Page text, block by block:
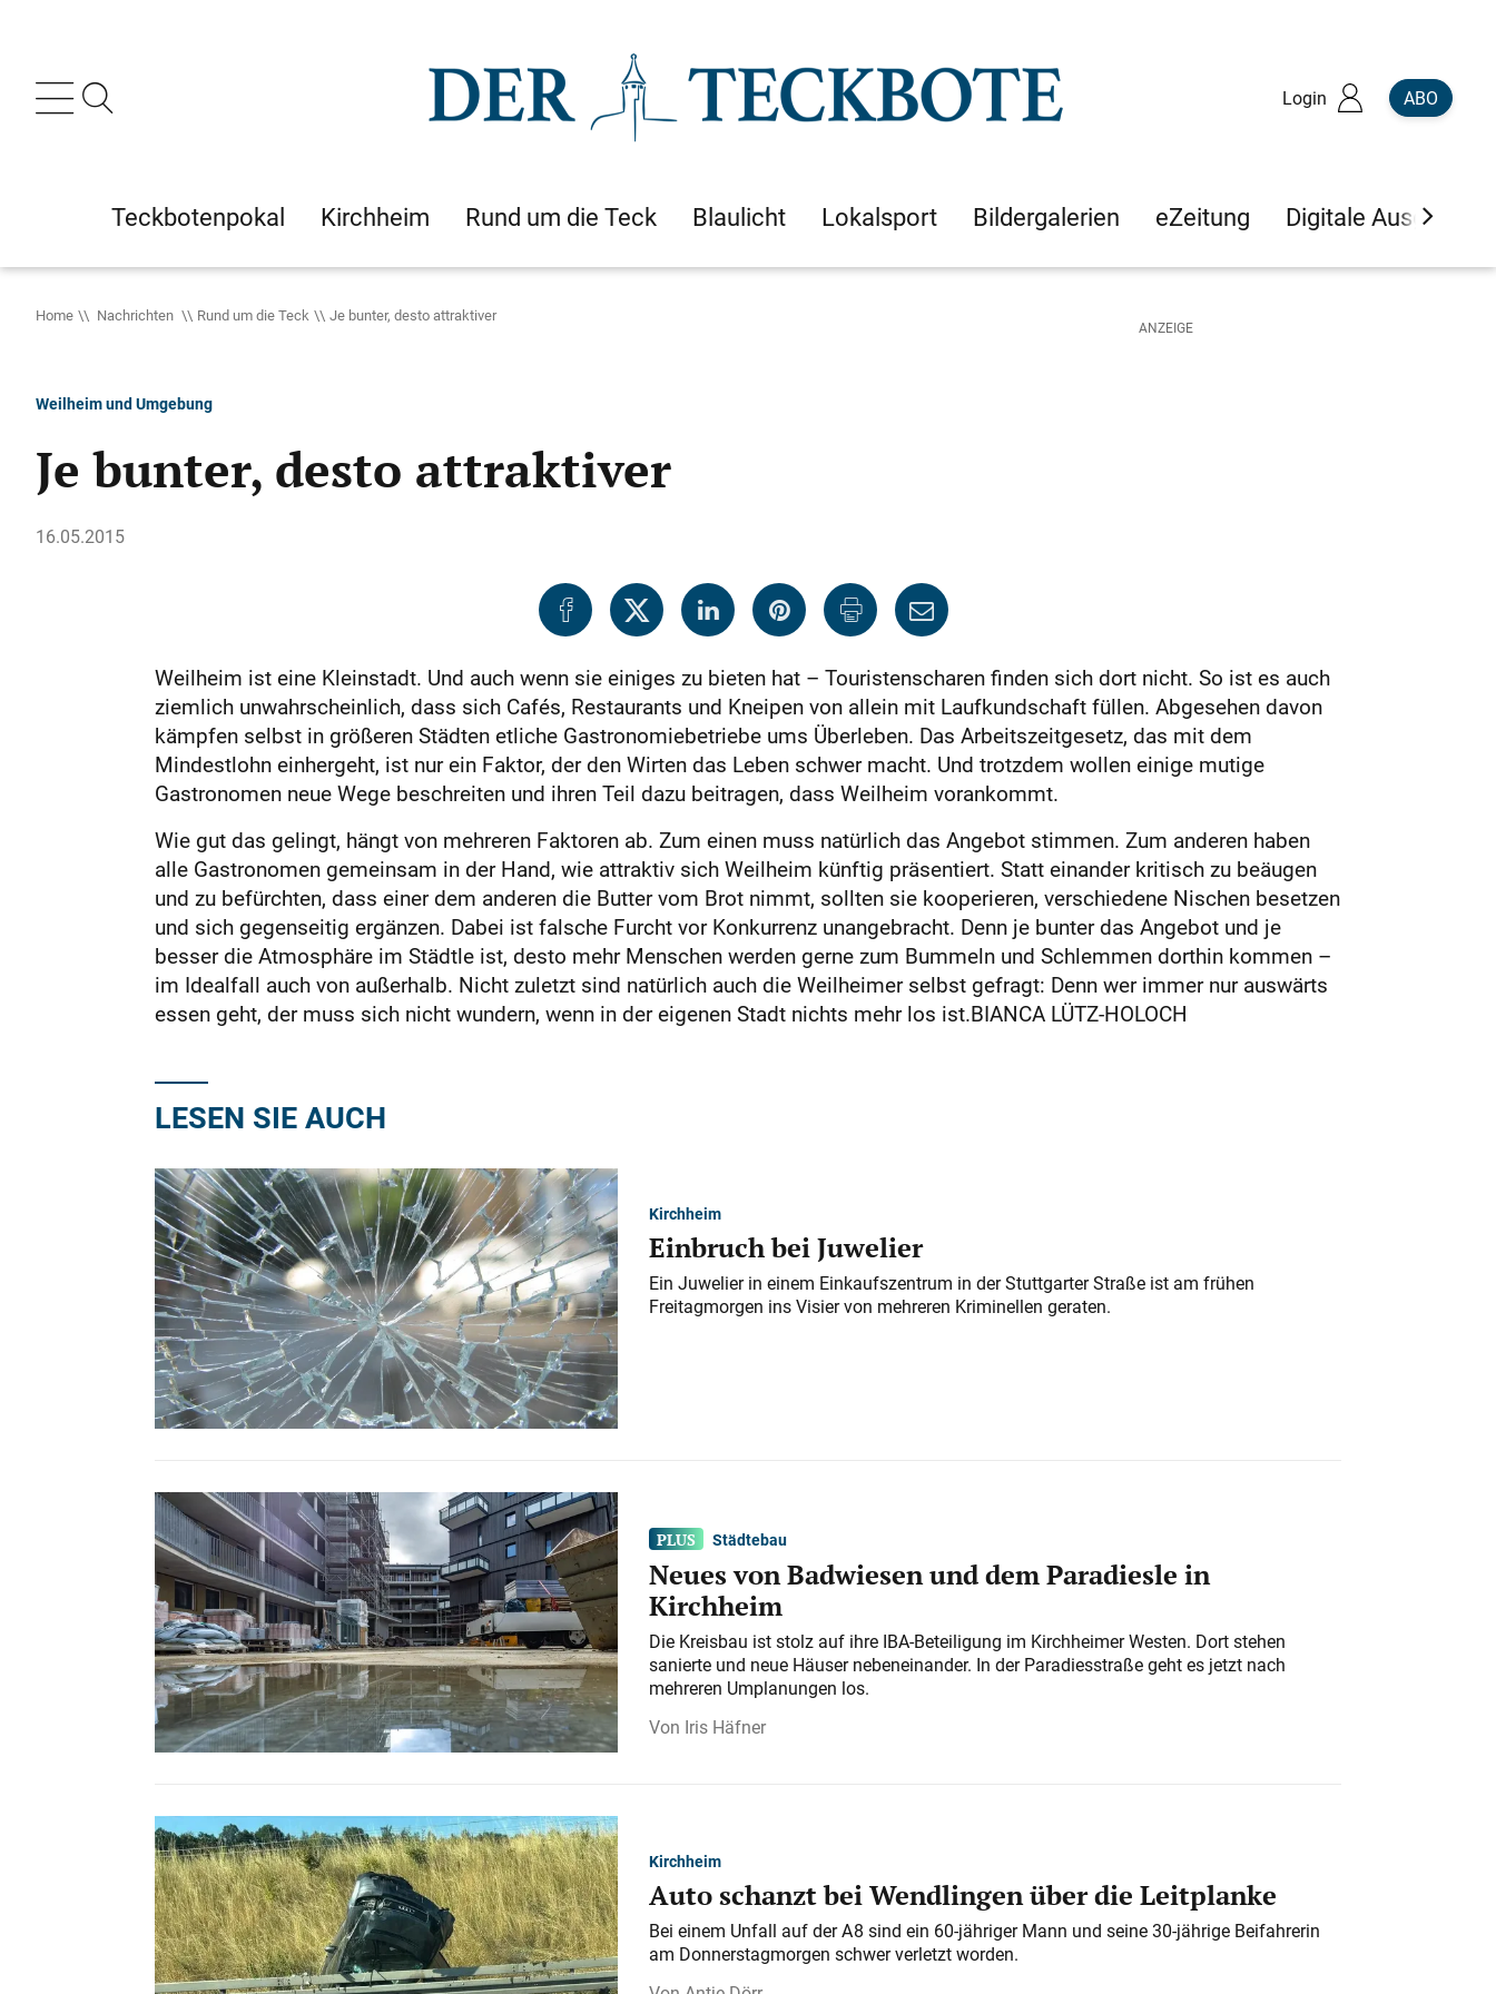
Login ABO
Teckbotenpokal Kirchheim Rund um die Teck Blaulicht Lokalsport Bildergalerien eZeitung Digitale Ausgaben
Home Nachrichten Rund um die Teck Je bunter, desto attraktiver
Weilheim und Umgebung
Je bunter, desto attraktiver
16.05.2015
Weilheim ist eine Kleinstadt. Und auch wenn sie einiges zu bieten hat – Touristenscharen finden sich dort nicht. So ist es auch
ziemlich unwahrscheinlich, dass sich Cafés, Restaurants und Kneipen von allein mit Laufkundschaft füllen. Abgesehen davon
kämpfen selbst in größeren Städten etliche Gastronomiebetriebe ums Überleben. Das Arbeitszeitgesetz, das mit dem
Mindestlohn einhergeht, ist nur ein Faktor, der den Wirten das Leben schwer macht. Und trotzdem wollen einige mutige
Gastronomen neue Wege beschreiten und ihren Teil dazu beitragen, dass Weilheim vorankommt.
Wie gut das gelingt, hängt von mehreren Faktoren ab. Zum einen muss natürlich das Angebot stimmen. Zum anderen haben
alle Gas­tronomen gemeinsam in der Hand, wie attraktiv sich Weilheim künftig präsentiert. Statt einander kritisch zu beäugen
und zu befürchten, dass einer dem anderen die Butter vom Brot nimmt, sollten sie kooperieren, verschiedene Nischen besetzen
und sich gegenseitig ergänzen. Dabei ist falsche Furcht vor Konkurrenz unangebracht. Denn je bunter das Angebot und je
besser die Atmosphäre im Städtle ist, desto mehr Menschen werden gerne zum Bummeln und Schlemmen dorthin kommen –
im Idealfall auch von außerhalb. Nicht zuletzt sind natürlich auch die Weilheimer selbst gefragt: Denn wer immer nur auswärts
essen geht, der muss sich nicht wundern, wenn in der eigenen Stadt nichts mehr los ist.BIANCA LÜTZ-HOLOCH
LESEN SIE AUCH
Kirchheim
Einbruch bei Juwelier
Ein Juwelier in einem Einkaufszentrum in der Stuttgarter Straße ist am frühen
Freitagmorgen ins Visier von mehreren Kriminellen geraten.
Städtebau
Neues von Badwiesen und dem Paradiesle in
Kirchheim
Die Kreisbau ist stolz auf ihre IBA-Beteiligung im Kirchheimer Westen. Dort stehen
sanierte und neue Häuser nebeneinander. In der Paradiesstraße geht es jetzt nach
mehreren Umplanungen los.
Iris Häfner
Kirchheim
Auto schanzt bei Wendlingen über die Leitplanke
Bei einem Unfall auf der A 8 sind ein 60-jähriger Mann und seine 30-jährige Beifahrerin
am Donnerstagmorgen schwer verletzt worden.